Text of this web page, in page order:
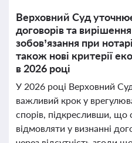
Верховний Суд
договорів та
зобов’язання при
також нові критерії
в 2026 році
У 2026 році Верховний
важливий крок у
спорів, підкресливши, що
відмовляти у визнанні